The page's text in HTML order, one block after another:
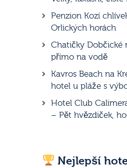
Penzion Kozí
Orlických horách
Chatičky Dobčické
přímo na vodě
Kavros Beach na
hotel u pláže s
Hotel Club
– Pět hvězdiček,
Nejlepší